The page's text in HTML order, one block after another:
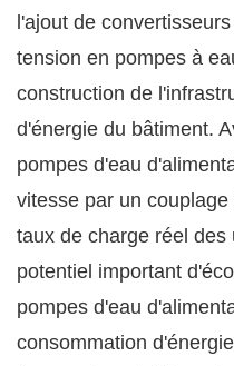
l'ajout de
tension en pompes à
construction de
d'énergie du bâtiment.
pompes d'eau
vitesse par un
taux de charge réel
potentiel important
pompes d'eau
consommation